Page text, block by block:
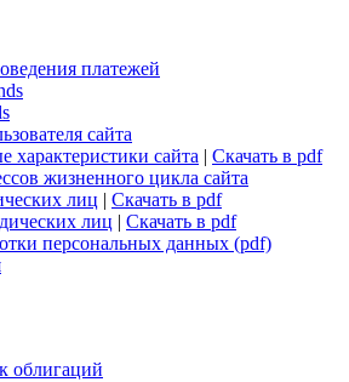
платежей
сайта
сайта | Скачать в pdf
жизненного цикла сайта
лиц | Скачать в pdf
лиц | Скачать в pdf
персональных данных (pdf)
облигаций